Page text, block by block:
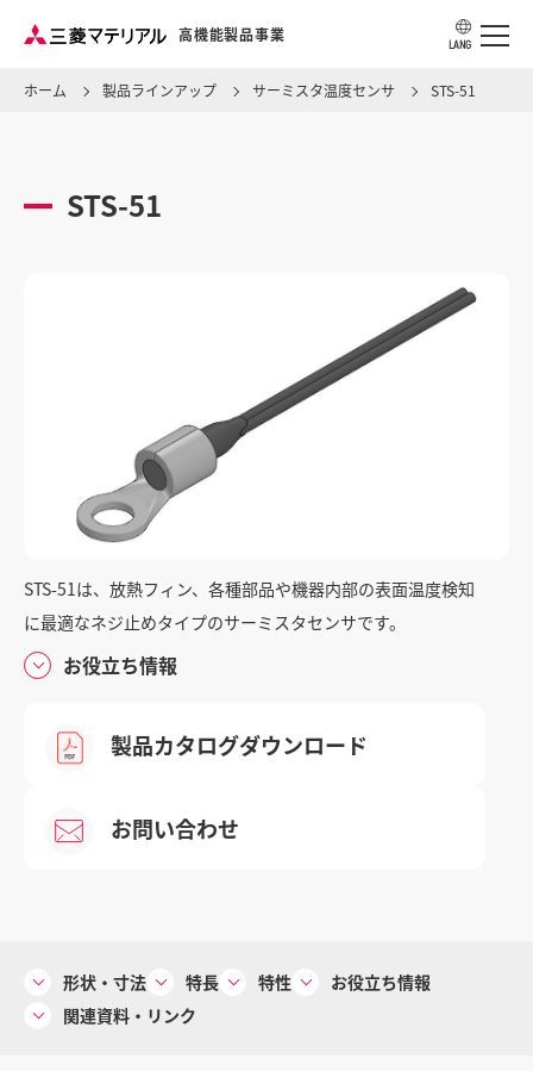
高機能製品事業
LANG
製品ラインアップ
製品カタログ
お問い合わせ
重要なお知らせ
コーポレートサイト
ホーム 製品ラインアップ サーミスタ温度センサ STS-51
STS-51
STS-51は、放熱フィン、各種部品や機器内部の表面温度検知
に最適なネジ止めタイプのサーミスタセンサです。
お役立ち情報
製品カタログダウンロード
お問い合わせ
形状・寸法 特長 特性
お役立ち情報
関連資料・リンク